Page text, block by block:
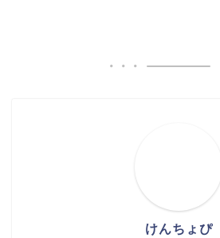
けんちょぴ